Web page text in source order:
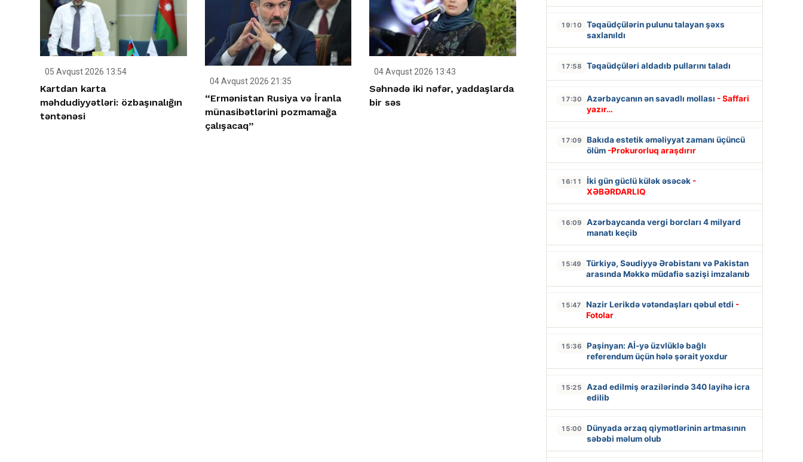
05 Avqust 2026 13:54
Kartdan karta
məhdudiyyətləri: özbaşınalığın
təntənəsi
04 Avqust 2026 21:35
“Ermənistan Rusiya və İranla
münasibətlərini pozmamağa
çalışacaq”
04 Avqust 2026 13:43
Səhnədə iki nəfər, yaddaşlarda
bir səs
19:10
Təqaüdçülərin pulunu talayan şəxs
saxlanıldı
17:58 Təqaüdçüləri aldadıb pullarını taladı
17:30 Azərbaycanın ən savadlı mollası - Saffari
yazır…
17:09
Bakıda estetik əməliyyat zamanı üçüncü
ölüm -Prokurorluq araşdırır
16:11 İki gün güclü külək əsəcək -
XƏBƏRDARLIQ
16:09
Azərbaycanda vergi borcları 4 milyard
manatı keçib
15:49
Türkiyə, Səudiyyə Ərəbistanı və Pakistan
arasında Məkkə müdafiə sazişi imzalanıb
15:47 Nazir Lerikdə vətəndaşları qəbul etdi -
Fotolar
15:36
Paşinyan: Aİ-yə üzvlüklə bağlı
referendum üçün hələ şərait yoxdur
15:25
Azad edilmiş ərazilərində 340 layihə icra
edilib
15:00
Dünyada ərzaq qiymətlərinin artmasının
səbəbi məlum olub